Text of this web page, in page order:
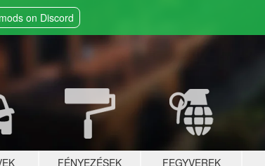
on Discord
FÉNYEZÉSEK FEGYVEREK